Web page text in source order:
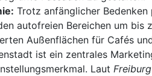
Trotz anfänglicher
autofreien Bereichen um
Außenflächen für Cafés
ist ein zentrales
Laut